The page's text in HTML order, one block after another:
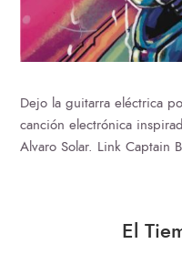
Dejo la guitarra eléctrica
canción electrónica
Alvaro Solar. Link Captain
El